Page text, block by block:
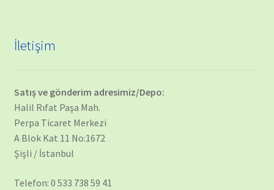
İletişim
Satış ve gönderim adresimiz/Depo:
Halil Rıfat Paşa Mah.
Perpa Ticaret Merkezi
A Blok Kat 11 No:1672
Şişli / İstanbul
Telefon: 0 533 738 59 41